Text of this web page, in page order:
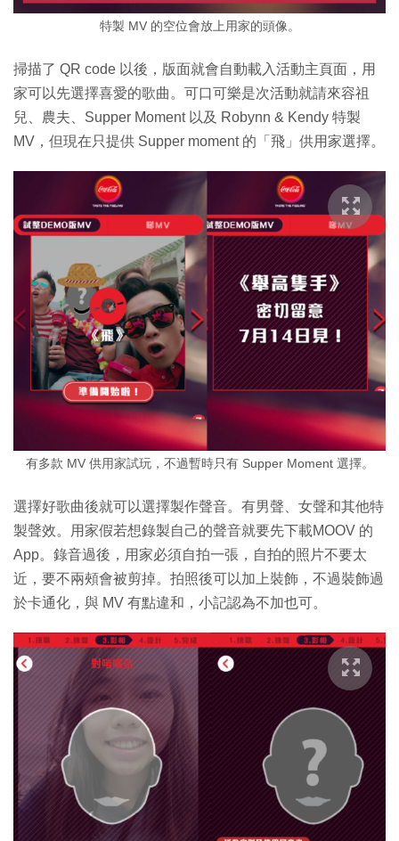
特製 MV 的空位會放上用家的頭像。
掃描了 QR code 以後，版面就會自動載入活動主頁面，用
家可以先選擇喜愛的歌曲。可口可樂是次活動就請來容祖
兒、農夫、Supper Moment 以及 Robynn & Kendy 特製
MV，但現在只提供 Supper moment 的「飛」供用家選擇。
有多款 MV 供用家試玩，不過暫時只有 Supper Moment 選擇。
選擇好歌曲後就可以選擇製作聲音。有男聲、女聲和其他特
製聲效。用家假若想錄製自己的聲音就要先下載MOOV 的
App。錄音過後，用家必須自拍一張，自拍的照片不要太
近，要不兩頰會被剪掉。拍照後可以加上裝飾，不過裝飾過
於卡通化，與 MV 有點違和，小記認為不加也可。